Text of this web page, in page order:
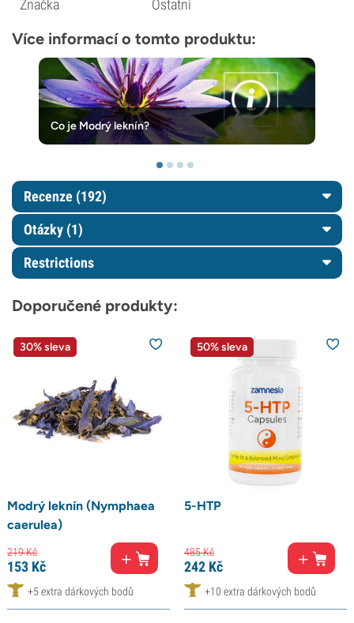
Značka Ostatní
Více informací o tomto produktu:
Co je Modrý leknín?
Recenze (192)
Otázky (1)
Restrictions
Doporučené produkty:
30% sleva
Modrý leknín (Nymphaea
caerulea)
219Kč
153 Kč
+5 extra dárkových bodů
50% sleva
5-HTP
485Kč
242 Kč
+10 extra dárkových bodů